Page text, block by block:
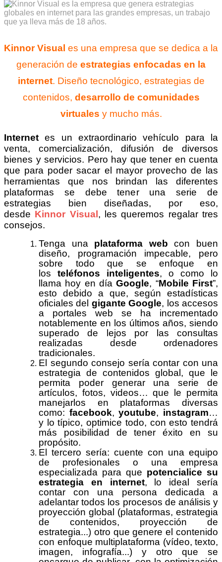
Kinnor Visual es una empresa que se dedica a la
generación de estrategias enfocadas en la
internet. Diseño tecnológico, estrategias de
contenidos, desarrollo de comunidades
virtuales y mucho más.
Internet es un extraordinario vehículo para la
venta, comercialización, difusión de diversos
bienes y servicios. Pero hay que tener en cuenta
que para poder sacar el mayor provecho de las
herramientas que nos brindan las diferentes
plataformas se debe tener una serie de
estrategias bien diseñadas, por eso,
desde Kinnor Visual , les queremos regalar tres
consejos.
Tenga una plataforma web con buen
diseño, programación impecable, pero
sobre todo que se enfoque en
los teléfonos inteligentes, o como lo
llama hoy en díaGoogle, “Mobile First”,
esto debido a que, según estadísticas
oficiales del gigante Google, los accesos
a portales web se ha incrementado
notablemente en los últimos años, siendo
superado de lejos por las consultas
realizadas desde ordenadores
tradicionales.
El segundo consejo sería contar con una
estrategia de contenidos global, que le
permita poder generar una serie de
artículos, fotos, videos… que le permita
manejarlos en plataformas diversas
como: facebook,youtube, instagram…
y lo típico, optimice todo, con esto tendrá
más posibilidad de tener éxito en su
propósito.
El tercero sería: cuente con una equipo
de profesionales o una empresa
especializada para que potencialice su
estrategia en internet, lo ideal sería
contar con una persona dedicada a
adelantar todos los procesos de análisis y
proyección global (plataformas, estrategia
de contenidos, proyección de
estrategia...) otro que genere el contenido
con enfoque multiplataforma (vídeo, texto,
imagen, infografía...) y otro que se